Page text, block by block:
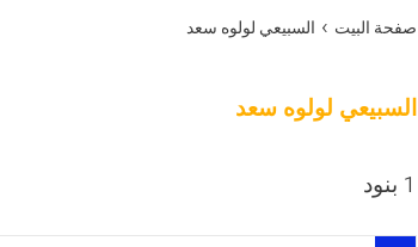
صفحة البيت › السبيعي لولوه سعد
السبيعي لولوه سعد
1 بنود